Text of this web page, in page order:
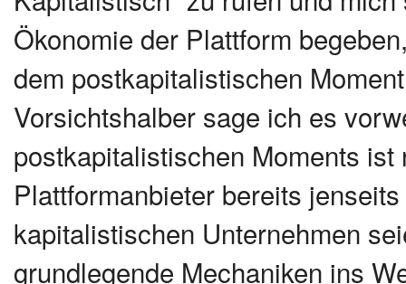
Ökonomie der Plattform
dem postkapitalistischen
Vorsichtshalber sage ich es
postkapitalistischen Moments
Plattformanbieter bereits
kapitalistischen Unternehmen
grundlegende Mechaniken ins